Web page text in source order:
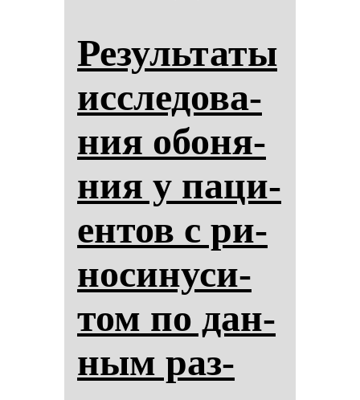
Ре­зуль­та­ты
ис­сле­до­ва­
ния обо­ня­
ния у па­ци­
ен­тов с ри­
но­си­ну­си­
том по дан­
ным раз­